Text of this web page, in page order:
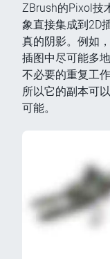
ZBrush的Pixol技
象直接集成到2D
真的阴影。例如
插图中尽可能多
不必要的重复工
所以它的副本可
可能。